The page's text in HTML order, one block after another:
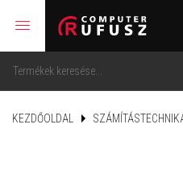
menu
KEZDŐOLDAL